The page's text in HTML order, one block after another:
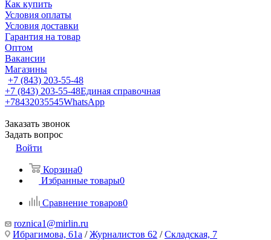
Как купить
Условия оплаты
Условия доставки
Гарантия на товар
Оптом
Вакансии
Магазины
+7 (843) 203-55-48
+7 (843) 203-55-48Единая справочная
+78432035545WhatsApp
Заказать звонок
Задать вопрос
Войти
Корзина0
Избранные товары0
Сравнение товаров0
roznica1@mirlin.ru
Ибрагимова, 61а /Журналистов 62 /Складская, 7